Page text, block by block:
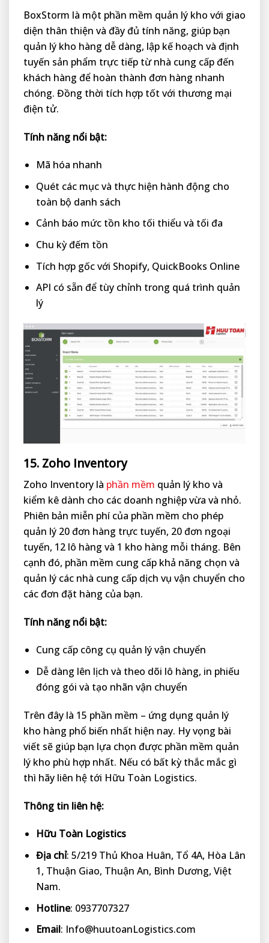
BoxStorm là một phần mềm quản lý kho với giao
diện thân thiện và đầy đủ tính năng, giúp bạn
quản lý kho hàng dễ dàng, lập kế hoạch và định
tuyến sản phẩm trực tiếp từ nhà cung cấp đến
khách hàng để hoàn thành đơn hàng nhanh
chóng. Đồng thời tích hợp tốt với thương mại
điện tử.
Tính năng nổi bật:
Mã hóa nhanh
Quét các mục và thực hiện hành động cho
toàn bộ danh sách
Cảnh báo mức tồn kho tối thiểu và tối đa
Chu kỳ đếm tồn
Tích hợp gốc với Shopify, QuickBooks Online
API có sẵn để tùy chỉnh trong quá trình quản
lý
15. Zoho Inventory
Zoho Inventory là phần mềm quản lý kho và
kiểm kê dành cho các doanh nghiệp vừa và nhỏ.
Phiên bản miễn phí của phần mềm cho phép
quản lý 20 đơn hàng trực tuyến, 20 đơn ngoại
tuyến, 12 lô hàng và 1 kho hàng mỗi tháng. Bên
cạnh đó, phần mềm cung cấp khả năng chọn và
quản lý các nhà cung cấp dịch vụ vận chuyển cho
các đơn đặt hàng của bạn.
Tính năng nổi bật:
Cung cấp công cụ quản lý vận chuyển
Dễ dàng lên lịch và theo dõi lô hàng, in phiếu
đóng gói và tạo nhãn vận chuyển
Trên đây là 15 phần mềm – ứng dụng quản lý
kho hàng phổ biến nhất hiện nay. Hy vọng bài
viết sẽ giúp bạn lựa chọn được phần mềm quản
lý kho phù hợp nhất. Nếu có bất kỳ thắc mắc gì
thì hãy liên hệ tới Hữu Toàn Logistics.
Thông tin liên hệ:
Hữu Toàn Logistics
Địa chỉ: 5/219 Thủ Khoa Huân, Tổ 4A, Hòa Lân
1, Thuận Giao, Thuận An, Bình Dương, Việt
Nam.
Hotline: 0937707327
Email: Info@huutoanLogistics.com